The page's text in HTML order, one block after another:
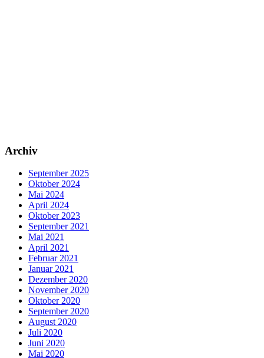
Archiv
September 2025
Oktober 2024
Mai 2024
April 2024
Oktober 2023
September 2021
Mai 2021
April 2021
Februar 2021
Januar 2021
Dezember 2020
November 2020
Oktober 2020
September 2020
August 2020
Juli 2020
Juni 2020
Mai 2020